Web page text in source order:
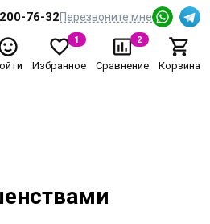
76-32Перезвоните мне
Избранное
1
Сравнение
2
Корзина